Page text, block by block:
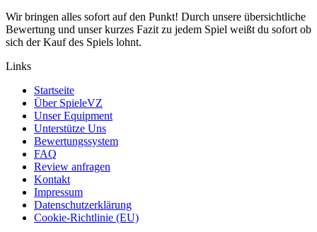
Wir bringen alles sofort auf den Punkt! Durch unsere übersichtliche
Bewertung und unser kurzes Fazit zu jedem Spiel weißt du sofort ob
sich der Kauf des Spiels lohnt.
Links
Startseite
Über SpieleVZ
Unser Equipment
Unterstütze Uns
Bewertungssystem
FAQ
Review anfragen
Kontakt
Impressum
Datenschutzerklärung
Cookie-Richtlinie (EU)